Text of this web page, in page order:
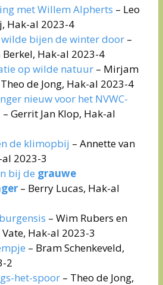
met Willem Alpherts – Leo
Hak-al 2023-4
bijen de winter door –
Berkel, Hak-al 2023-4
op wilde natuur – Mirjam
de Jong, Hak-al 2023-4
nieuw voor het NVWC-
– Gerrit Jan Klop, Hak-al
de klimopbij – Annette van
2023-3
bij de grauwe
– Berry Lucas, Hak-al
– Wim Rubers en
Vate, Hak-al 2023-3
– Bram Schenkeveld,
2
het-spoor – Theo de Jong,